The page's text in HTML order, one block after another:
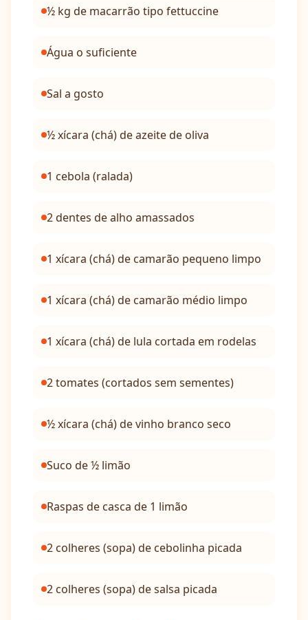
½ kg de macarrão tipo fettuccine
Água o suficiente
Sal a gosto
½ xícara (chá) de azeite de oliva
1 cebola (ralada)
2 dentes de alho amassados
1 xícara (chá) de camarão pequeno limpo
1 xícara (chá) de camarão médio limpo
1 xícara (chá) de lula cortada em rodelas
2 tomates (cortados sem sementes)
½ xícara (chá) de vinho branco seco
Suco de ½ limão
Raspas de casca de 1 limão
2 colheres (sopa) de cebolinha picada
2 colheres (sopa) de salsa picada